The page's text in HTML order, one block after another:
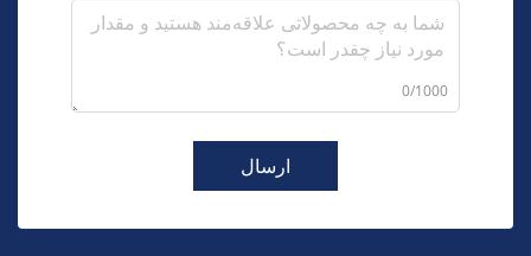
0/1000
ارسال